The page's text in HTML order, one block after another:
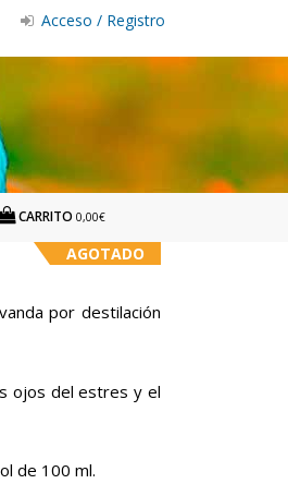
Acceso / Registro
CARRITO 0,00€
AGOTADO
por destilación
ojos del estres y el
de 100 ml.